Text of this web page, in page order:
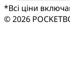
*Всі ціни
© 2026